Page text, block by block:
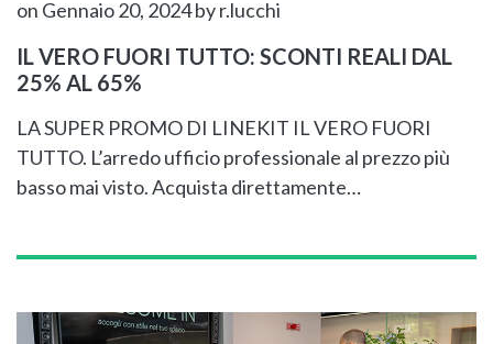
on Gennaio 20, 2024by r.lucchi
IL VERO FUORI TUTTO: SCONTI REALI DAL
25% AL 65%
LA SUPER PROMO DI LINEKIT IL VERO FUORI
TUTTO. L’arredo ufficio professionale al prezzo più
basso mai visto. Acquista direttamente…